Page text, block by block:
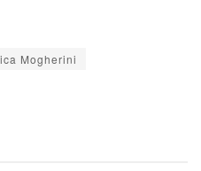
Mogherini